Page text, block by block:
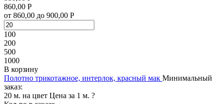
860,00 Р
от 860,00 до 900,00 Р
100
200
500
1000
В корзину
Полотно трикотажное, интерлок, красный мак Минимальный
заказ:
20 м. на цвет Цена за 1 м. ?